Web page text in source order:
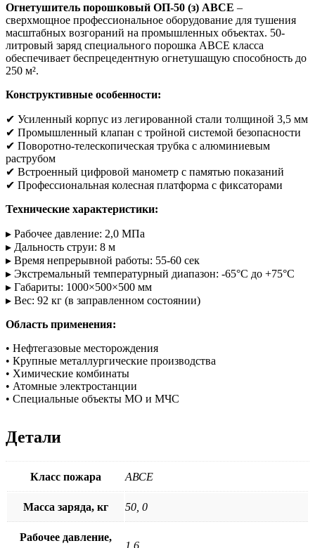
Огнетушитель порошковый ОП-50 (з) АВСЕ –
сверхмощное профессиональное оборудование для тушения
масштабных возгораний на промышленных объектах. 50-
литровый заряд специального порошка ABCE класса
обеспечивает беспрецедентную огнетушащую способность до
250 м².
Конструктивные особенности:
✔ Усиленный корпус из легированной стали толщиной 3,5 мм
✔ Промышленный клапан с тройной системой безопасности
✔ Поворотно-телескопическая трубка с алюминиевым
раструбом
✔ Встроенный цифровой манометр с памятью показаний
✔ Профессиональная колесная платформа с фиксаторами
Технические характеристики:
▸ Рабочее давление: 2,0 МПа
▸ Дальность струи: 8 м
▸ Время непрерывной работы: 55-60 сек
▸ Экстремальный температурный диапазон: -65°C до +75°C
▸ Габариты: 1000×500×500 мм
▸ Вес: 92 кг (в заправленном состоянии)
Область применения:
• Нефтегазовые месторождения
• Крупные металлургические производства
• Химические комбинаты
• Атомные электростанции
• Специальные объекты МО и МЧС
Детали
Класс пожара АВСЕ
Масса заряда, кг 50, 0
Рабочее давление,
1,6